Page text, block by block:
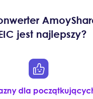
jest najlepszy?
dla